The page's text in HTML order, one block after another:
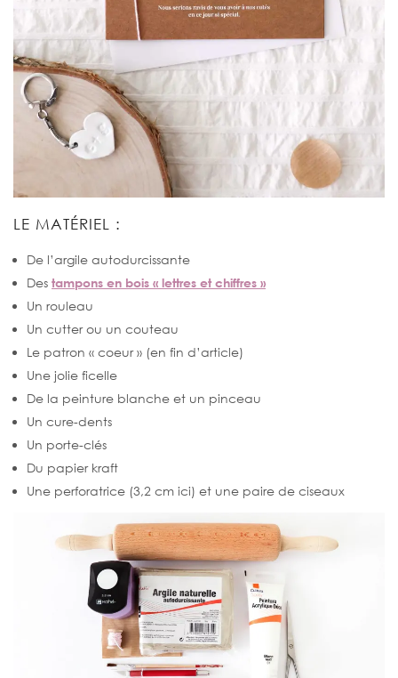
LE MATÉRIEL :
De l’argile autodurcissante
Des tampons en bois « lettres et chiffres »
Un rouleau
Un cutter ou un couteau
Le patron « coeur » (en fin d’article)
Une jolie ficelle
De la peinture blanche et un pinceau
Un cure-dents
Un porte-clés
Du papier kraft
Une perforatrice (3,2 cm ici) et une paire de ciseaux